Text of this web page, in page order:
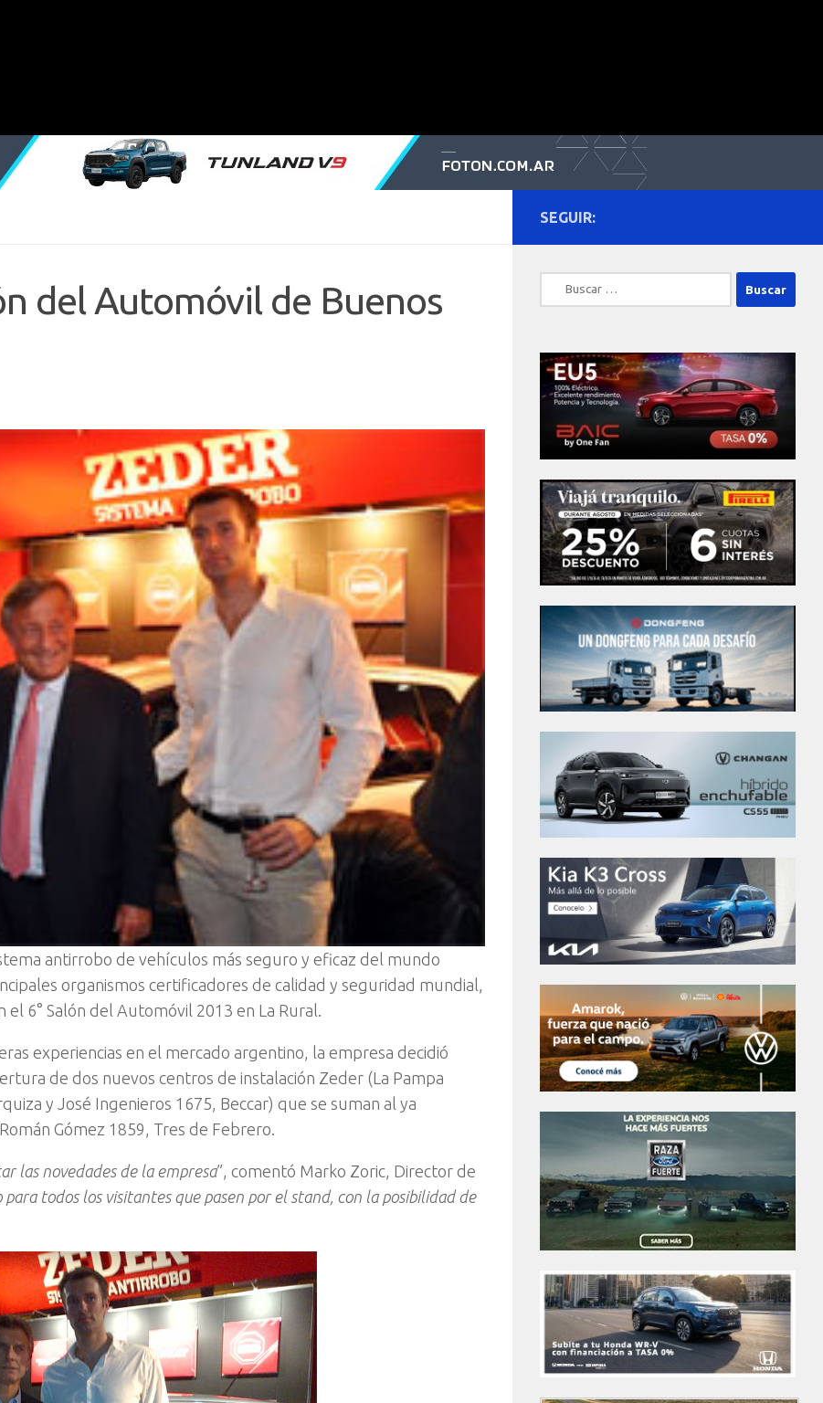
del Automóvil de Buenos
antirrobo de vehículos más seguro y eficaz del mundo
organismos certificadores de calidad y seguridad mundial,
el 6° Salón del Automóvil 2013 en La Rural.
experiencias en el mercado argentino, la empresa decidió
de dos nuevos centros de instalación Zeder (La Pampa
y José Ingenieros 1675, Beccar) que se suman al ya
Gómez 1859, Tres de Febrero.
las novedades de la empresa”, comentó Marko Zoric, Director de
todos los visitantes que pasen por el stand, con la posibilidad de
SEGUIR:
Buscar: